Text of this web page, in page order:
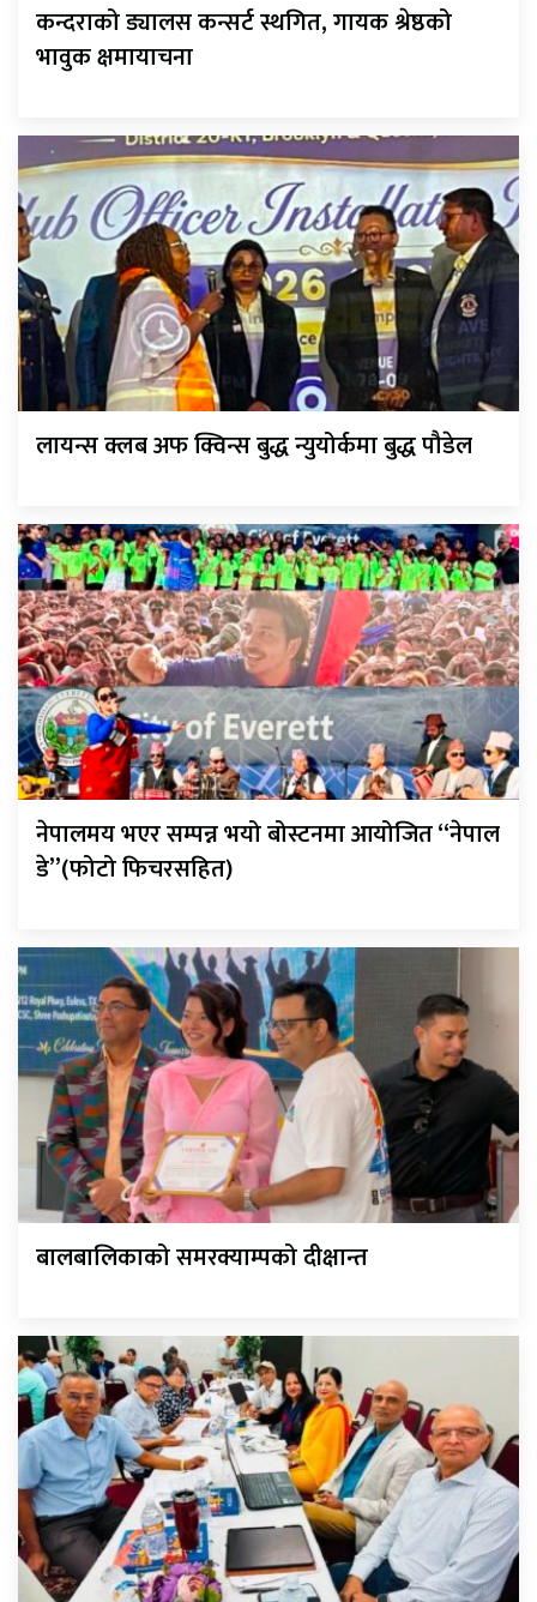
कन्दराको ड्यालस कन्सर्ट स्थगित, गायक श्रेष्ठको
भावुक क्षमायाचना
लायन्स क्लब अफ क्विन्स बुद्ध न्युयोर्कमा बुद्ध पौडेल
नेपालमय भएर सम्पन्न भयो बोस्टनमा आयोजित “नेपाल
डे”(फोटो फिचरसहित)
बालबालिकाको समरक्याम्पको दीक्षान्त